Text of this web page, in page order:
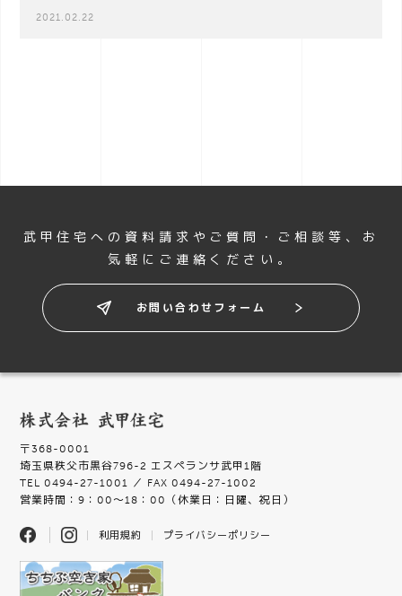
2021.02.22
武甲住宅への資料請求やご質問・ご相談等、 お
気軽にご連絡ください。
お問い合わせフォーム
〒368-0001
埼玉県秩父市黒谷796-2 エスペランサ武甲1階
TEL 0494-27-1001 ／ FAX 0494-27-1002
営業時間：9：00〜18：00（休業日：日曜、祝日）
利用規約 プライバシーポリシー